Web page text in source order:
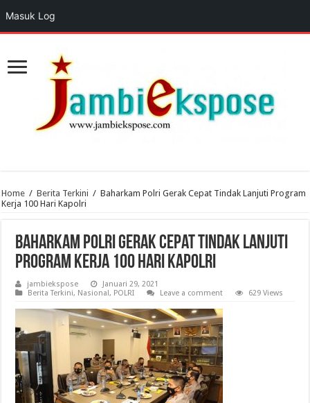
Home / Berita Terkini / Baharkam Polri Gerak Cepat Tindak Lanjuti Program
Kerja 100 Hari Kapolri
Baharkam Polri Gerak Cepat Tindak Lanjuti
Program Kerja 100 Hari Kapolri
jambiekspose
Januari 29, 2021
Berita Terkini, Nasional, POLRI Leave a comment 629 Views
Masuk Log